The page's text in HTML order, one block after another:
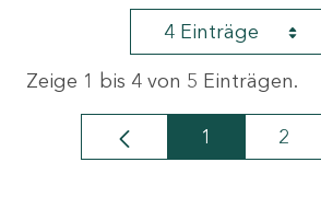
4 Einträge
Zeige 1 bis 4 von 5 Einträgen.
Seite
1 Seite
2